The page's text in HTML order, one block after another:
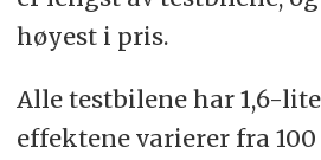
høyest i pris.
Alle testbilene har 1,6-
effektene varierer fra